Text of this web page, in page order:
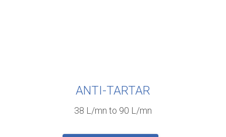
ANTI-TARTAR
38 L/mn to 90 L/mn